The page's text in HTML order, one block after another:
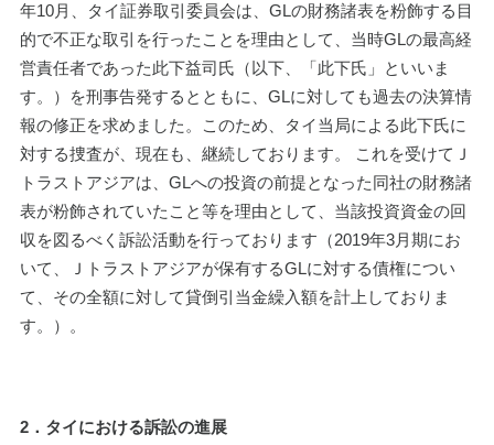
年10月、タイ証券取引委員会は、GLの財務諸表を粉飾する目
的で不正な取引を行ったことを理由として、当時GLの最高経
営責任者であった此下益司氏（以下、「此下氏」といいま
す。）を刑事告発するとともに、GLに対しても過去の決算情
報の修正を求めました。このため、タイ当局による此下氏に
対する捜査が、現在も、継続しております。 これを受けてＪ
トラストアジアは、GLへの投資の前提となった同社の財務諸
表が粉飾されていたこと等を理由として、当該投資資金の回
収を図るべく訴訟活動を行っております（2019年3月期にお
いて、Ｊトラストアジアが保有するGLに対する債権につい
て、その全額に対して貸倒引当金繰入額を計上しておりま
す。）。
2．タイにおける訴訟の進展